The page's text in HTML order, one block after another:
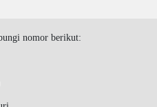
nomor berikut: